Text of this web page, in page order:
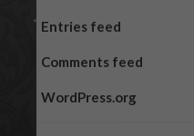
Entries feed
Comments feed
WordPress.org